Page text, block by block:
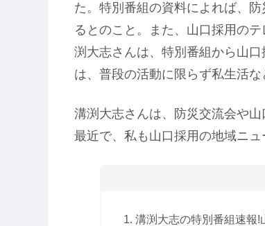
た。特別番組の資料によれば、
るとのこと。また、山口採用の
渕大志さんは、特別番組から山
は、普段の活動に限らず私生活な
溝渕大志さんは、防災交流会や
最近で、私も山口採用の地域ニュ
溝渕大志の特別番組速報